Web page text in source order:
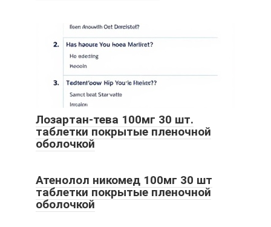
Лозартан-тева 100мг 30 шт.
таблетки покрытые пленочной
оболочкой
Атенолол никомед 100мг 30 шт
таблетки покрытые пленочной
оболочкой